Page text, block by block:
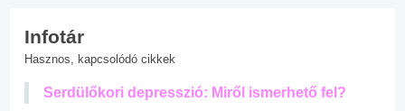
Infotár
Hasznos, kapcsolódó cikkek
Serdülőkori depresszió: Miről ismerhető fel?